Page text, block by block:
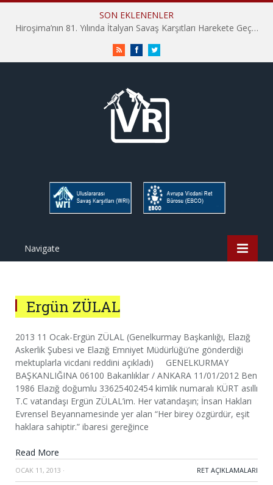
SON EKLENENLER
Hiroşima’nın 81. Yılında İtalyan Savaş Karşıtları Harekete Geçti: “Hatırlamak yeterli değil”
RSS FacebookTwitter
Navigate
Ergün ZÜLAL
2013 11 Ocak-Ergün ZÜLAL (Genelkurmay Başkanlığı, Elazığ
Askerlik Şubesi ve Elazığ Emniyet Müdürlüğü’ne gönderdiği
mektuplarla vicdani reddini açıkladı) GENELKURMAY
BAŞKANLIĞINA 06100 Bakanlıklar / ANKARA 11/01/2012 Ben
1986 Elazığ doğumlu 33625402454 kimlik numaralı KÜRT asıllı
T.C vatandaşı Ergün ZÜLAL’im. Her vatandaşın; İnsan Hakları
Evrensel Beyannamesinde yer alan “Her birey özgürdür, eşit
haklara sahiptir.” ibaresi gereğince
Read More
OCAK 11, 2013 · RET AÇIKLAMALARI